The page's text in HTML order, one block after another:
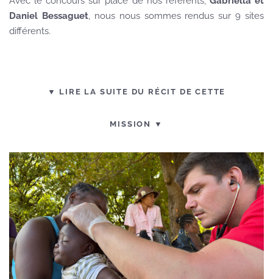
Daniel Bessaguet, nous nous sommes rendus sur 9 sites
différents.
▼ LIRE LA SUITE DU RÉCIT DE CETTE
MISSION ▼